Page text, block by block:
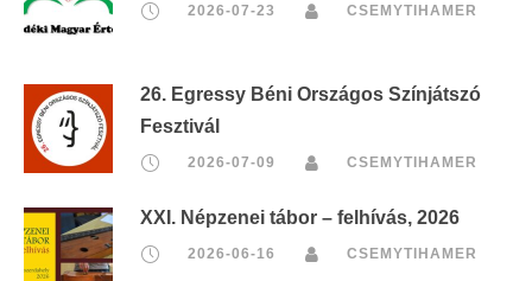
2026-07-23 CSEMYTIHAMER
26. Egressy Béni Országos Színjátszó
Fesztivál
2026-07-09 CSEMYTIHAMER
XXI. Népzenei tábor – felhívás, 2026
2026-06-16 CSEMYTIHAMER